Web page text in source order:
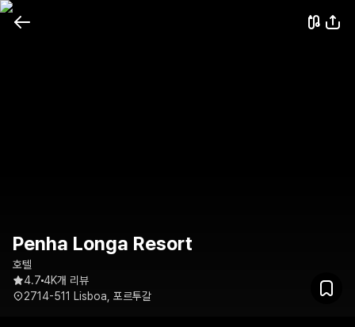
Penha Longa Resort
호텔
4.7 4K개 리뷰
2714-511 Lisboa, 포르투갈